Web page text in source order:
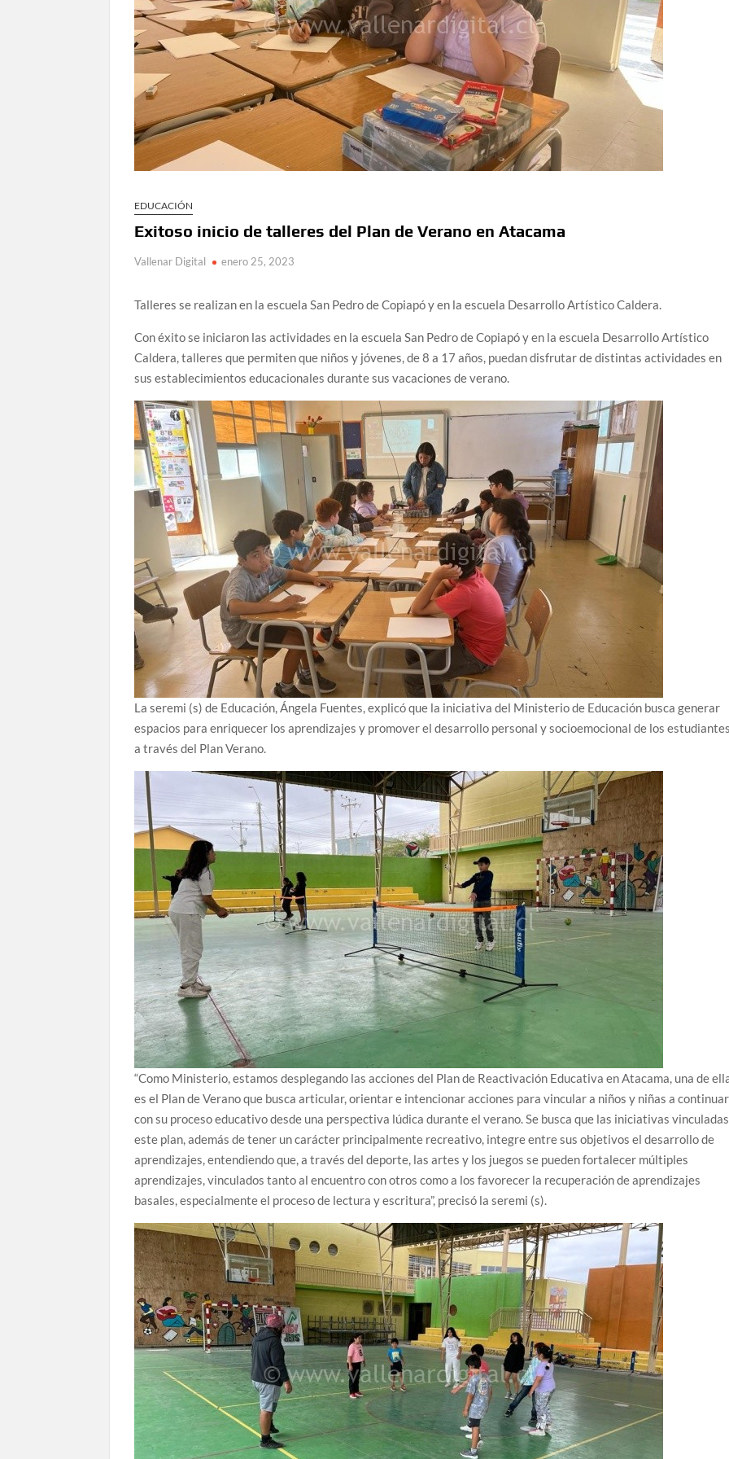
EDUCACIÓN
Exitoso inicio de talleres del Plan de Verano en Atacama
Vallenar Digital enero 25, 2023
Talleres se realizan en la escuela San Pedro de Copiapó y en la escuela Desarrollo Artístico Caldera.
Con éxito se iniciaron las actividades en la escuela San Pedro de Copiapó y en la escuela Desarrollo Artístico
Caldera, talleres que permiten que niños y jóvenes, de 8 a 17 años, puedan disfrutar de distintas actividades en
sus establecimientos educacionales durante sus vacaciones de verano.
La seremi (s) de Educación, Ángela Fuentes, explicó que la iniciativa del Ministerio de Educación busca generar
espacios para enriquecer los aprendizajes y promover el desarrollo personal y socioemocional de los
a través del Plan Verano.
“Como Ministerio, estamos desplegando las acciones del Plan de Reactivación Educativa en Atacama, una de
es el Plan de Verano que busca articular, orientar e intencionar acciones para vincular a niños y niñas a continuar
con su proceso educativo desde una perspectiva lúdica durante el verano. Se busca que las iniciativas
este plan, además de tener un carácter principalmente recreativo, integre entre sus objetivos el desarrollo de
aprendizajes, entendiendo que, a través del deporte, las artes y los juegos se pueden fortalecer múltiples
aprendizajes, vinculados tanto al encuentro con otros como a los favorecer la recuperación de aprendizajes
basales, especialmente el proceso de lectura y escritura”, precisó la seremi (s).